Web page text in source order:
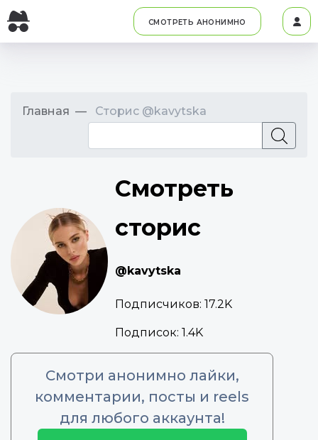
СМОТРЕТЬ АНОНИМНО
Главная Сторис @kavytska
Смотреть
сторис
@kavytska
Подписчиков: 17.2K
Подписок: 1.4K
Смотри анонимно лайки,
комментарии, посты и reels
для любого аккаунта!